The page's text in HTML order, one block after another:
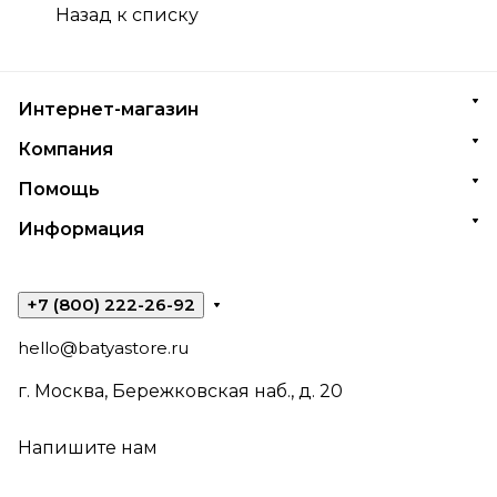
Назад к списку
Интернет-магазин
Компания
Помощь
Информация
+7 (800) 222-26-92
hello@batyastore.ru
г. Москва, Бережковская наб., д. 20
Напишите нам